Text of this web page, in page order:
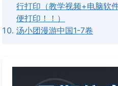
行打印（教学视频+电脑软
便打印！！）
汤小团漫游中国1-7卷